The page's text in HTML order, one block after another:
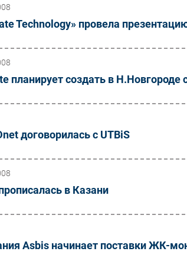
Technology» провела
планирует создать в Н.Новгороде
договорилась с UTBiS
в Казани
Asbis начинает поставки ЖК-